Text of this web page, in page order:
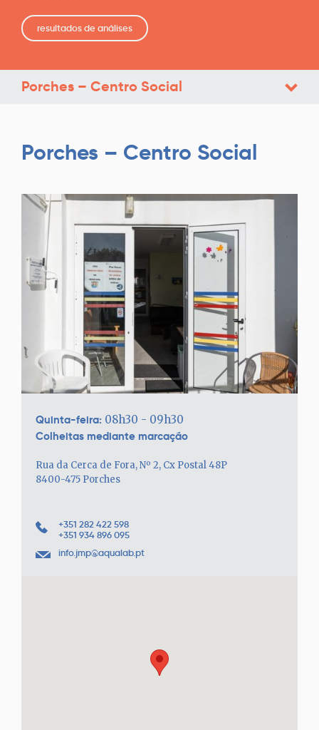
resultados de análises
Porches – Centro Social
Porches – Centro Social
Quinta-feira: 08h30 - 09h30
Colheitas mediante marcação
Rua da Cerca de Fora, Nº 2, Cx Postal 48P
8400-475 Porches
+351 282 422 598
+351 934 896 095
info.jmp@aqualab.pt